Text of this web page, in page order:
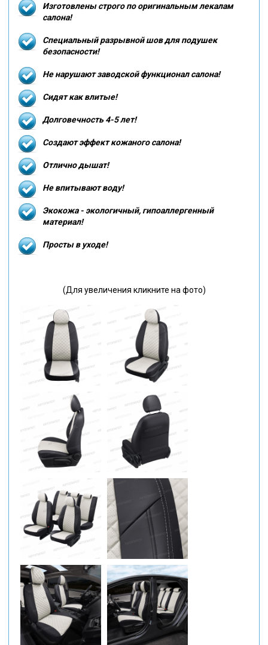
Изготовлены строго по оригинальным лекалам
салона!
Специальный разрывной шов для подушек
безопасности!
Не нарушают заводской функционал салона!
Сидят как влитые!
Долговечность 4-5 лет!
Создают эффект кожаного салона!
Отлично дышат!
Не впитывают воду!
Экокожа - экологичный, гипоаллергенный
материал!
Просты в уходе!
(Для увеличения кликните на фото)